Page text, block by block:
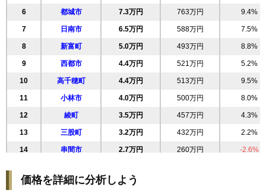
6 都城市 7.3万円 763万円 9.4%
7 日南市 6.5万円 588万円 7.5%
8 新富町 5.0万円 493万円 8.8%
9 西都市 4.4万円 521万円 5.2%
10 高千穂町 4.4万円 513万円 9.5%
11 小林市 4.0万円 500万円 8.0%
12 綾町 3.5万円 457万円 4.3%
13 三股町 3.2万円 432万円 2.2%
14 串間市 2.7万円 260万円 -2.6%
16 木城町 2.5万円
価格を詳細に分析しよう